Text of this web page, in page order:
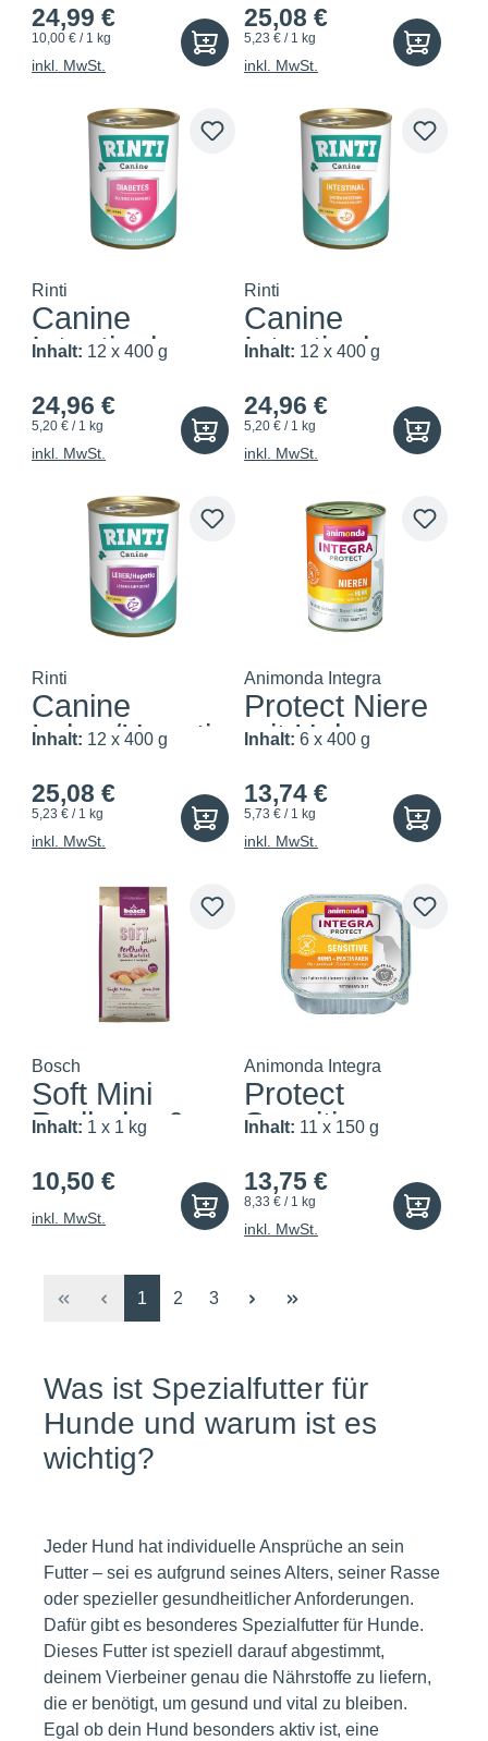
24,99 €
10,00 € / 1 kg
inkl. MwSt.
25,08 €
5,23 € / 1 kg
inkl. MwSt.
Rinti
Canine
Intestinal
Inhalt: 12 x 400 g
24,96 €
5,20 € / 1 kg
inkl. MwSt.
Rinti
Canine
Intestinal
Inhalt: 12 x 400 g
24,96 €
5,20 € / 1 kg
inkl. MwSt.
Rinti
Canine
Leber/Hepatic
Inhalt: 12 x 400 g
25,08 €
5,23 € / 1 kg
inkl. MwSt.
Animonda Integra
Protect Niere
mit Huhn
Inhalt: 6 x 400 g
13,74 €
5,73 € / 1 kg
inkl. MwSt.
Bosch
Soft Mini
Perlhuhn &
Inhalt: 1 x 1 kg
10,50 €
inkl. MwSt.
Animonda Integra
Protect
Sensitive
Inhalt: 11 x 150 g
13,75 €
8,33 € / 1 kg
inkl. MwSt.
Seite
1 Seite
2 Seite
3
Was ist Spezialfutter für
Hunde und warum ist es
wichtig?
Jeder Hund hat individuelle Ansprüche an sein
Futter – sei es aufgrund seines Alters, seiner Rasse
oder spezieller gesundheitlicher Anforderungen.
Dafür gibt es besonderes Spezialfutter für Hunde.
Dieses Futter ist speziell darauf abgestimmt,
deinem Vierbeiner genau die Nährstoffe zu liefern,
die er benötigt, um gesund und vital zu bleiben.
Egal ob dein Hund besonders aktiv ist, eine